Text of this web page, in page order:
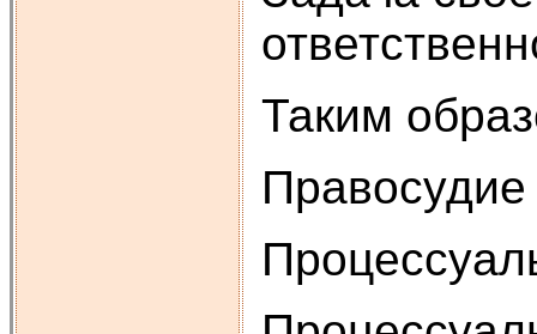
Таким